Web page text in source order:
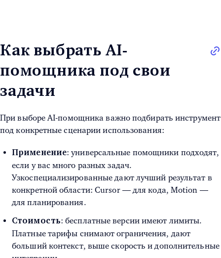
Как выбрать AI-
помощника под свои
задачи
При выборе AI-помощника важно подбирать инструмент
под конкретные сценарии использования:
Применение: универсальные помощники подходят,
если у вас много разных задач.
Узкоспециализированные дают лучший результат в
конкретной области: Cursor — для кода, Motion —
для планирования.
Стоимость: бесплатные версии имеют лимиты.
Платные тарифы снимают ограничения, дают
больший контекст, выше скорость и дополнительные